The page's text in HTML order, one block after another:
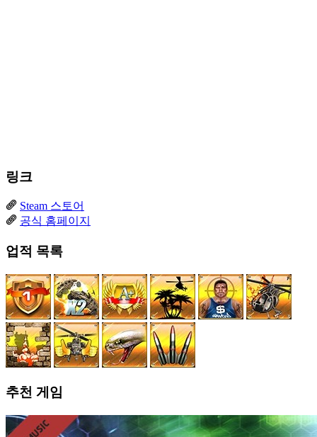
링크
Steam 스토어
공식 홈페이지
업적 목록
추천 게임